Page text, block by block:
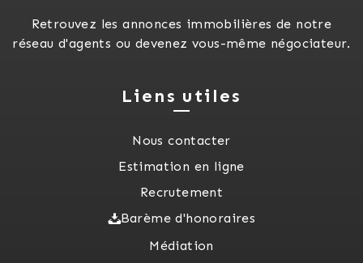
Retrouvez les annonces immobilières de notre
réseau d'agents ou devenez vous-même négociateur.
Liens utiles
Nous contacter
Estimation en ligne
Recrutement
Barème d'honoraires
Médiation